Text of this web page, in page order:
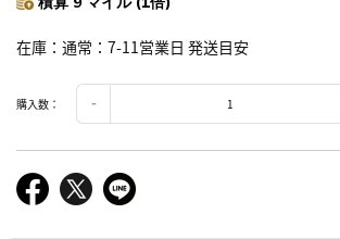
在庫 通常：7-11営業日 発送目安
購入数：